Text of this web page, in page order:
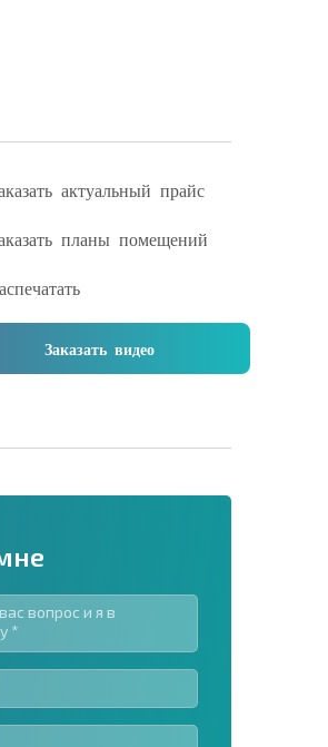
актуальный прайс
планы помещений
Заказать видео
вы разрешаете